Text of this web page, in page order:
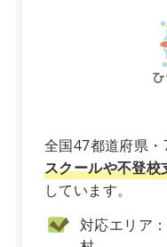
全国47都道府県・
スクールや不登校
しています。
対応エリア